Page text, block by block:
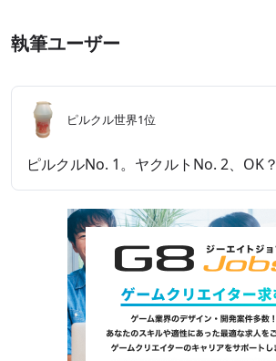
執筆ユーザー
ピルクル世界1位
ピルクルNo. 1。ヤクルトNo. 2、OK？